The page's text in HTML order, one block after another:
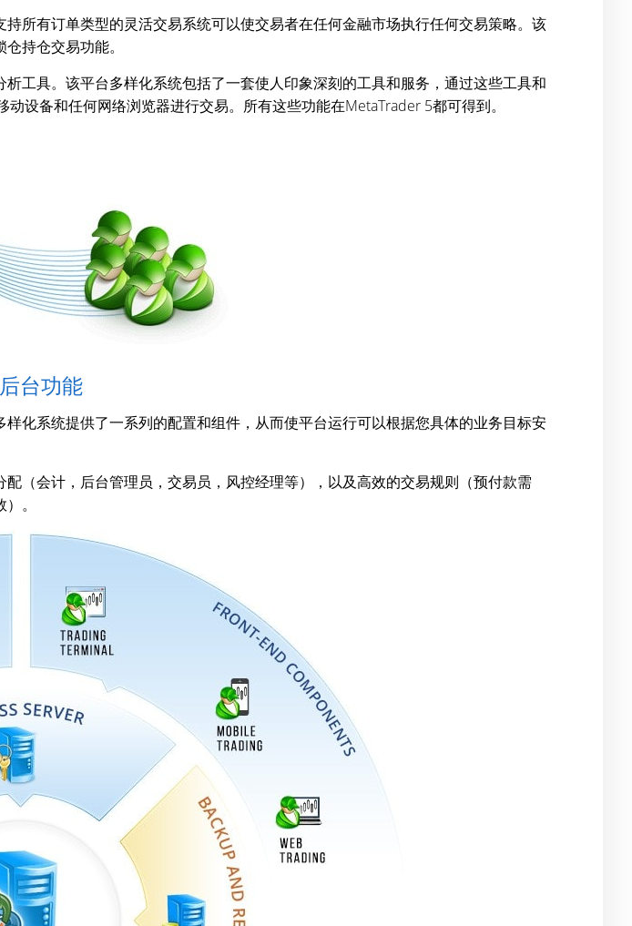
持所有订单类型的灵活交易系统可以使交易者在任何金融市场执行任何交易策略。该
持仓交易功能。
工具。该平台多样化系统包括了一套使人印象深刻的工具和服务，通过这些工具和
设备和任何网络浏览器进行交易。所有这些功能在MetaTrader 5都可得到。
台功能
化系统提供了一系列的配置和组件，从而使平台运行可以根据您具体的业务目标安
（会计，后台管理员，交易员，风控经理等），以及高效的交易规则（预付款需
。